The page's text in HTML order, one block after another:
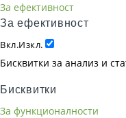
За ефективност
За ефективност
Вкл.Изкл.
Бисквитки за анализ и
Бисквитки
За функционалности